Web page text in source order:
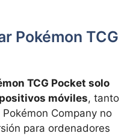
Pokémon TCG
TCG Pocket solo
móviles, tanto
Company no
para ordenadores